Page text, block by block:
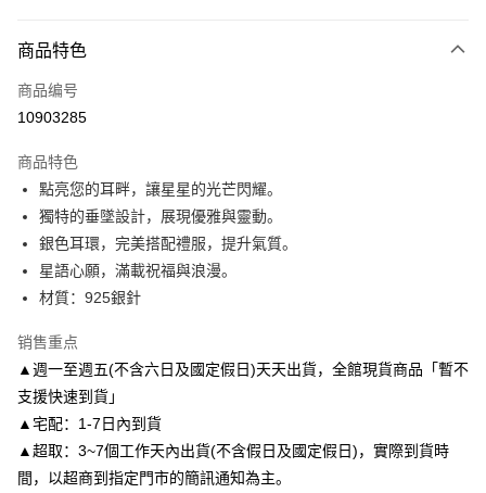
信用卡一次付款
信用卡分期付款
合作金库商业银行
华南商业银行
彰化商业银行
上海商业储蓄银行
台北富邦商业银行
国泰世华商业银行
兆丰国际商业银行
台湾中小企业银行
汇丰（台湾）商业银行
联邦商业银行
元大商业银行
台新国际商业银行
中国信托商业银行
台湾乐天信用卡公司
6期 0利率，每期
华南商业银行
彰化商业银行
上海商业储蓄银行
台北富邦商业银行
国泰世华商业银行
台湾中小企业银行
联邦商业银行
元大商业银行
永丰商业银行
玉山商业银行
台湾乐天信用卡公司
LINE Pay
Apple Pay
街口支付
悠遊付
Google Pay
一、關於 AFTEE先享後付
1. 於付款方式選擇AFTEE先享後付，將跳出AFTEE先享後付手機驗證視
ATM付款
商品特色
商品编号
10903285
商品特色
點亮您的耳畔，讓星星的光芒閃耀。
獨特的垂墜設計，展現優雅與靈動。
銀色耳環，完美搭配禮服，提升氣質。
星語心願，滿載祝福與浪漫。
材質：925銀針
销售重点
▲週一至週五(不含六日及國定假日)天天出貨，全館現貨商品「暫不
支援快速到貨」
▲宅配：1-7日內到貨
▲超取：3~7個工作天內出貨(不含假日及國定假日)，實際到貨時
間，以超商到指定門市的簡訊通知為主。